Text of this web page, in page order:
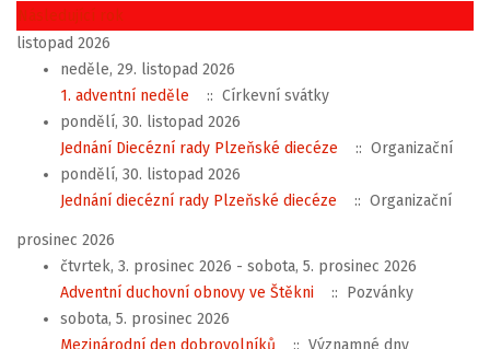
Následující rok
listopad 2026
neděle, 29. listopad 2026
1. adventní neděle
:: Církevní svátky
pondělí, 30. listopad 2026
Jednání Diecézní rady Plzeňské diecéze
:: Organizační
pondělí, 30. listopad 2026
Jednání diecézní rady Plzeňské diecéze
:: Organizační
prosinec 2026
čtvrtek, 3. prosinec 2026 - sobota, 5. prosinec 2026
Adventní duchovní obnovy ve Štěkni
:: Pozvánky
sobota, 5. prosinec 2026
Mezinárodní den dobrovolníků
:: Významné dny